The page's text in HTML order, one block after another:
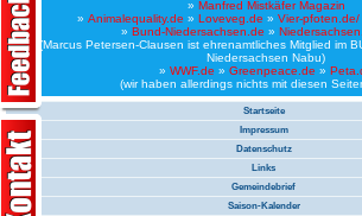
» Manfred Mistkäfer Magazin
» Animalequality.de » Loveveg.de » Vier-pfoten.de/
» Bund-Niedersachsen.de »
(Marcus Petersen-Clausen ist ehrenamtliches Mitglied im
Niedersachsen Nabu)
» WWF.de » Greenpeace.de »
(wir haben allerdings nichts mit diesen
Startseite
Impressum
Datenschutz
Links
Gemeindebrief
Saison-Kalender